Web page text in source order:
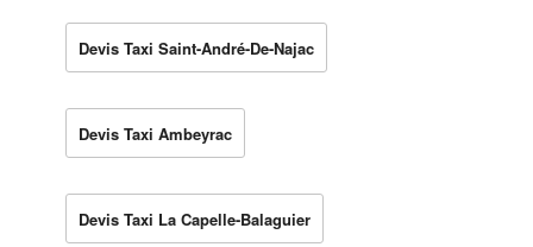
Devis Taxi Saint-André-De-Najac
Devis Taxi Ambeyrac
Devis Taxi La Capelle-Balaguier